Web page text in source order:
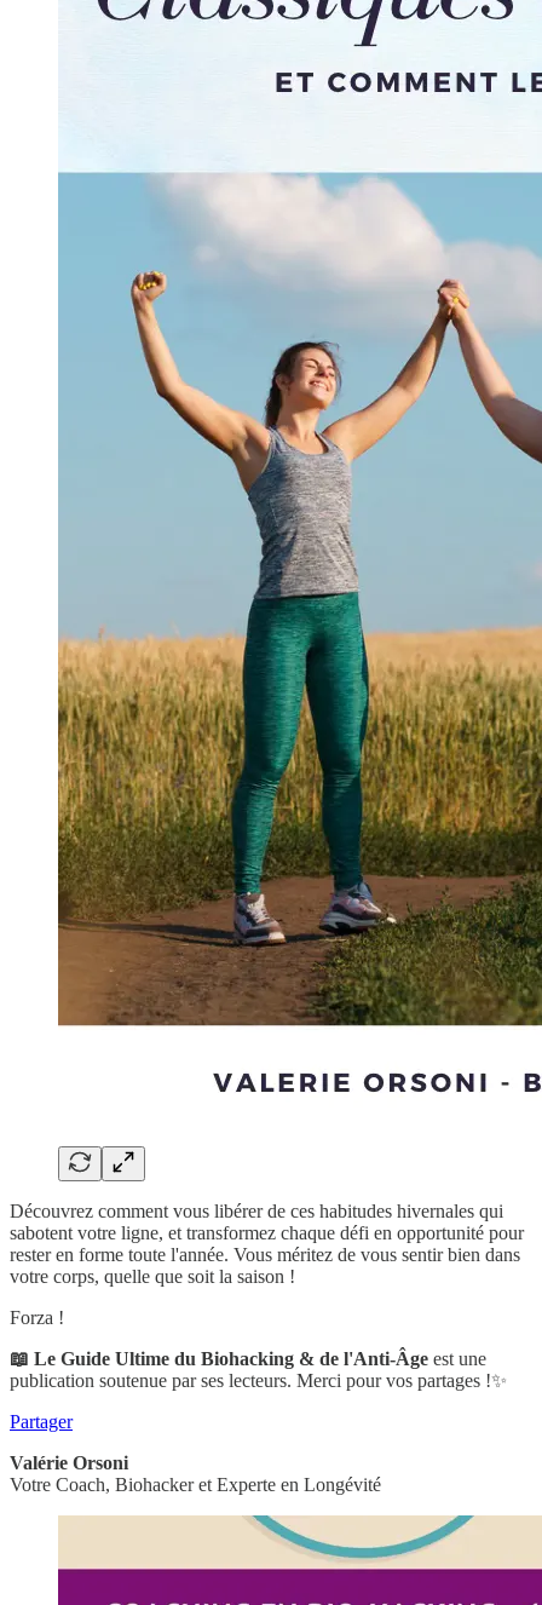
Découvrez comment vous libérer de ces habitudes hivernales qui
sabotent votre ligne, et transformez chaque défi en opportunité pour
rester en forme toute l'année. Vous méritez de vous sentir bien dans
votre corps, quelle que soit la saison !
Forza !
📖 Le Guide Ultime du Biohacking & de l'Anti-Âge est une
publication soutenue par ses lecteurs. Merci pour vos partages !✨
Partager
Valérie Orsoni
Votre Coach, Biohacker et Experte en Longévité